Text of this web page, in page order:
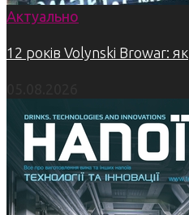
Актуально
12 років Volynski Browar: як